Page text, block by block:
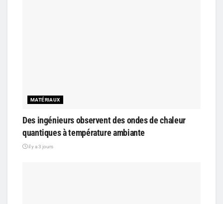
MATÉRIAUX
Des ingénieurs observent des ondes de chaleur
quantiques à température ambiante
il y a 3 jours